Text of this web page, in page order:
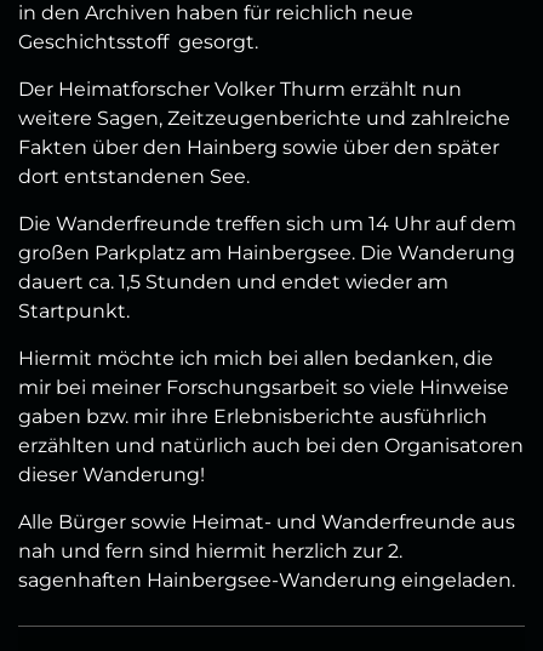
in den Archiven haben für reichlich neue
Geschichtsstoff gesorgt.
Der Heimatforscher Volker Thurm erzählt nun
weitere Sagen, Zeitzeugenberichte und zahlreiche
Fakten über den Hainberg sowie über den später
dort entstandenen See.
Die Wanderfreunde treffen sich um 14 Uhr auf dem
großen Parkplatz am Hainbergsee. Die Wanderung
dauert ca. 1,5 Stunden und endet wieder am
Startpunkt.
Hiermit möchte ich mich bei allen bedanken, die
mir bei meiner Forschungsarbeit so viele Hinweise
gaben bzw. mir ihre Erlebnisberichte ausführlich
erzählten und natürlich auch bei den Organisatoren
dieser Wanderung!
Alle Bürger sowie Heimat- und Wanderfreunde aus
nah und fern sind hiermit herzlich zur 2.
sagenhaften Hainbergsee-Wanderung eingeladen.